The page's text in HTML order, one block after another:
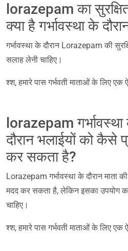
lorazepam का
क्या है गर्भावस्था के
गर्भावस्था के दौरान Lorazepam की
सलाह लेनी चाहिए।
श्श, हमारे पास गर्भवती माताओं के लिए एक
lorazepam
दौरान भलाईयों को कैसे
कर सकता है?
Lorazepam गर्भावस्था के दौरान माता
मदद कर सकता है, लेकिन इसका उपयोग
चाहिए।
श्श, हमारे पास गर्भवती माताओं के लिए एक